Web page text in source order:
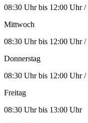
08:30 Uhr bis 12:00 Uhr
Mittwoch
08:30 Uhr bis 12:00 Uhr
Donnerstag
08:30 Uhr bis 12:00 Uhr
Freitag
08:30 Uhr bis 13:00 Uhr